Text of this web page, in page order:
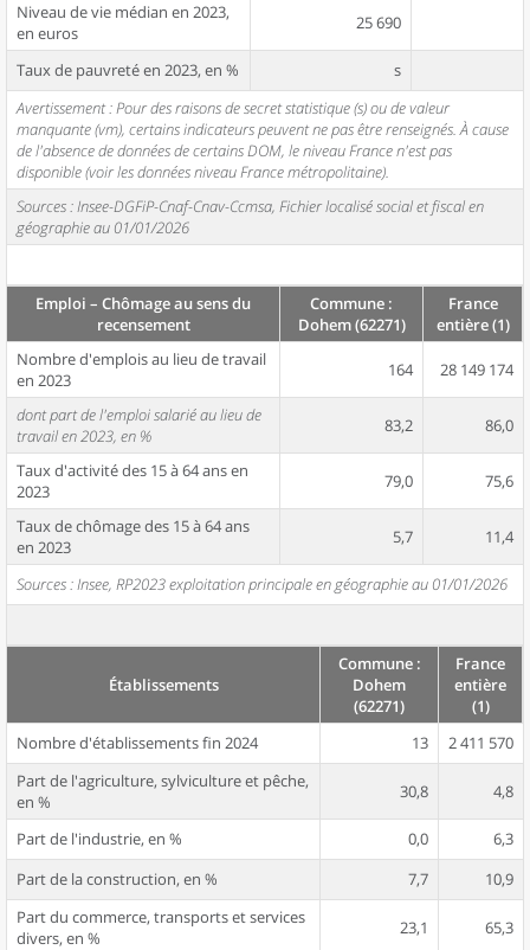
Niveau de vie médian en 2023,
en euros
25 690
Taux de pauvreté en 2023, en %
s
Avertissement : Pour des raisons de secret statistique (s) ou de valeur
manquante (vm), certains indicateurs peuvent ne pas être renseignés. À cause
de l'absence de données de certains DOM, le niveau France n'est pas
disponible (voir les données niveau France métropolitaine).
Sources : Insee-DGFiP-Cnaf-Cnav-Ccmsa, Fichier localisé social et fiscal en
géographie au 01/01/2026
Emploi – Chômage au sens du
recensement
Commune :
Dohem (62271)
France
entière (1)
Nombre d'emplois au lieu de travail
en 2023
164 28 149 174
dont part de l'emploi salarié au lieu de
travail en 2023, en %
83,2 86,0
Taux d'activité des 15 à 64 ans en
2023
79,0 75,6
Taux de chômage des 15 à 64 ans
en 2023
5,7 11,4
Sources : Insee, RP2023 exploitation principale en géographie au 01/01/2026
Établissements
Commune :
Dohem
(62271)
France
entière
(1)
Nombre d'établissements fin 2024
13
2 411 570
Part de l'agriculture, sylviculture et pêche,
en %
30,8 4,8
Part de l'industrie, en % 0,0
6,3
Part de la construction, en %
7,7
10,9
Part du commerce, transports et services
divers, en %
23,1 65,3